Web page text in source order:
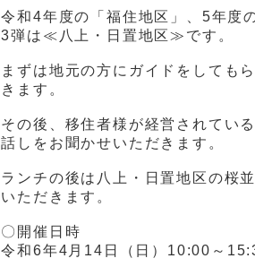
令和4年度の「福住地区」、 5年度
3弾は ≪ 八上・日置地区≫ です。
まずは地元の方にガイドをしても
きます。
その後、移住者様が経営されてい
話しをお聞かせいただきます。
ランチの後は八上・日置地区の桜
いただきます。
〇開催日時
令和6年4 月 14 日（日） 10:00 ～